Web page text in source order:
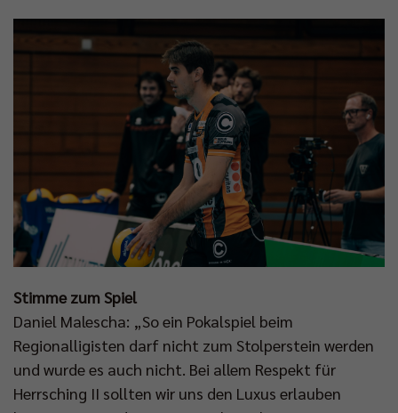
Stimme zum Spiel
Daniel Malescha: „So ein Pokalspiel beim
Regionalligisten darf nicht zum Stolperstein werden
und wurde es auch nicht. Bei allem Respekt für
Herrsching II sollten wir uns den Luxus erlauben